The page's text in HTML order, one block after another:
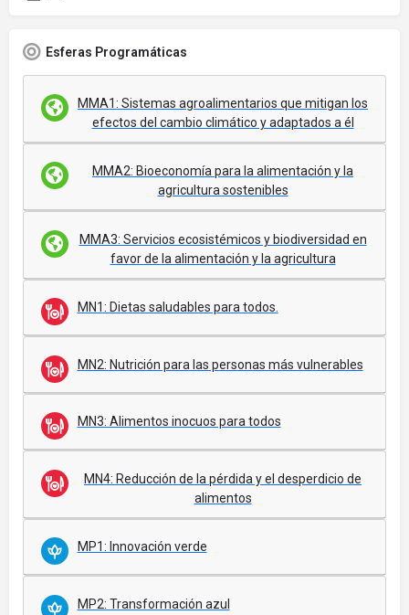
Esferas Programáticas
MMA1: Sistemas agroalimentarios que mitigan los
efectos del cambio climático y adaptados a él
MMA2: Bioeconomía para la alimentación y la
agricultura sostenibles
MMA3: Servicios ecosistémicos y biodiversidad en
favor de la alimentación y la agricultura
MN1: Dietas saludables para todos.
MN2: Nutrición para las personas más vulnerables
MN3: Alimentos inocuos para todos
MN4: Reducción de la pérdida y el desperdicio de
alimentos
MP1: Innovación verde
MP2: Transformación azul